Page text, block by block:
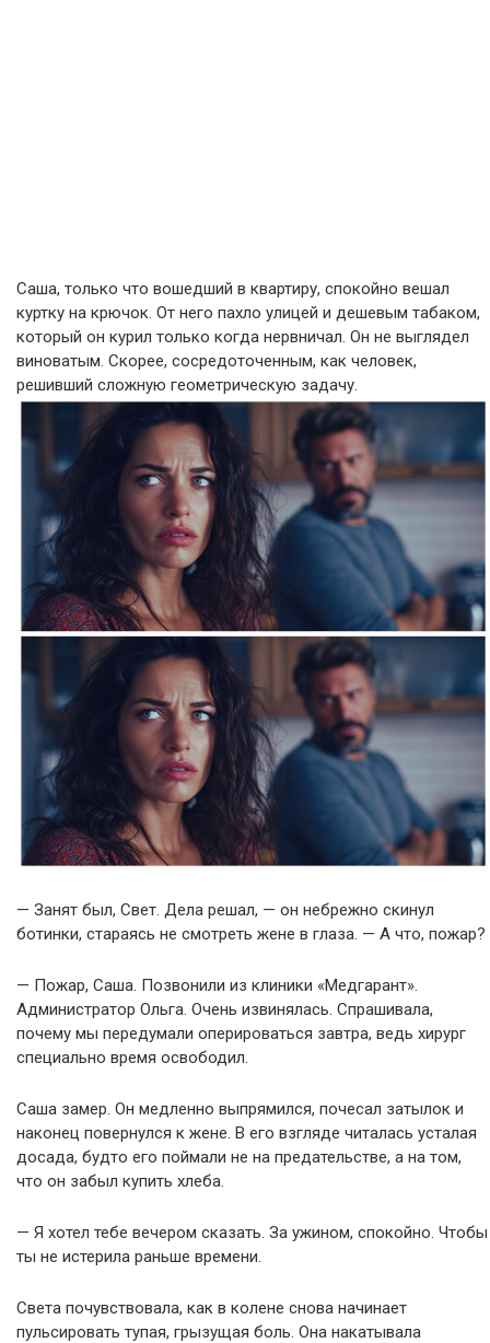
Саша, только что вошедший в квартиру, спокойно вешал
куртку на крючок. От него пахло улицей и дешевым табаком,
который он курил только когда нервничал. Он не выглядел
виноватым. Скорее, сосредоточенным, как человек,
решивший сложную геометрическую задачу.
— Занят был, Свет. Дела решал, — он небрежно скинул
ботинки, стараясь не смотреть жене в глаза. — А что, пожар?
— Пожар, Саша. Позвонили из клиники «Медгарант».
Администратор Ольга. Очень извинялась. Спрашивала,
почему мы передумали оперироваться завтра, ведь хирург
специально время освободил.
Саша замер. Он медленно выпрямился, почесал затылок и
наконец повернулся к жене. В его взгляде читалась усталая
досада, будто его поймали не на предательстве, а на том,
что он забыл купить хлеба.
— Я хотел тебе вечером сказать. За ужином, спокойно. Чтобы
ты не истерила раньше времени.
Света почувствовала, как в колене снова начинает
пульсировать тупая, грызущая боль. Она накатывала